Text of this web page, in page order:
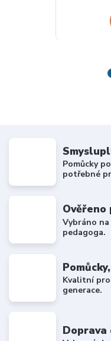
Pomůcky
potřebné
Vybráno
pedagoga.
Kvalitní
generace.
Doprava